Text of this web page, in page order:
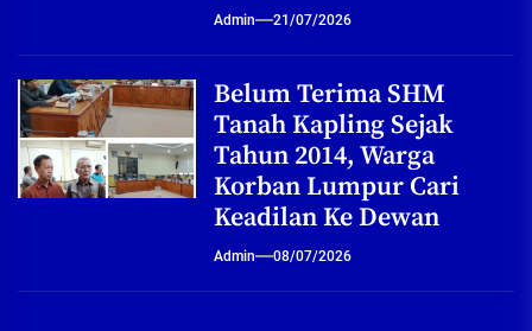
Admin 21/07/2026
Belum Terima SHM
Tanah Kapling Sejak
Tahun 2014, Warga
Korban Lumpur Cari
Keadilan Ke Dewan
Admin 08/07/2026